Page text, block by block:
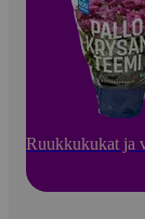
Ruukkukukat ja